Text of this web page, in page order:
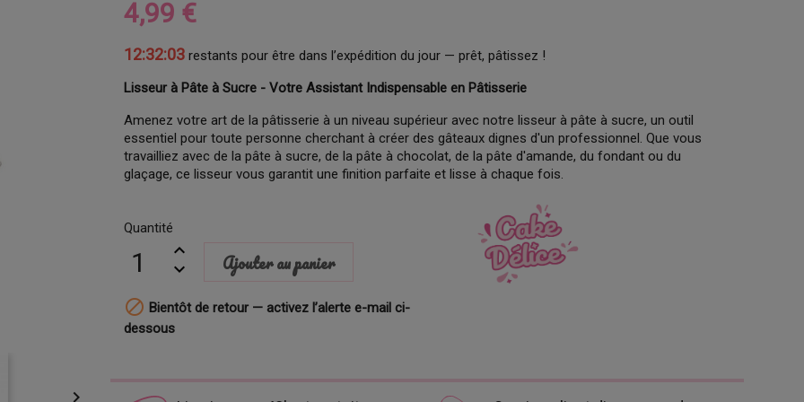

4,99 €
12:32:02 restants pour être dans l’expédition du jour — prêt, pâtissez !
Lisseur à Pâte à Sucre - Votre Assistant Indispensable en Pâtisserie
Amenez votre art de la pâtisserie à un niveau supérieur avec notre lisseur à pâte à sucre, un outil
essentiel pour toute personne cherchant à créer des gâteaux dignes d'un professionnel. Que vous
travailliez avec de la pâte à sucre, de la pâte à chocolat, de la pâte d'amande, du fondant ou du
glaçage, ce lisseur vous garantit une finition parfaite et lisse à chaque fois.
Quantité
Ajouter au panier
 Bientôt de retour — activez l’alerte e-mail ci-
dessous